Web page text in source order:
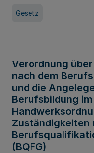
Gesetz
Verordnung
nach dem
und die
Berufsbildung
Zuständigkeiten
(BQFG)